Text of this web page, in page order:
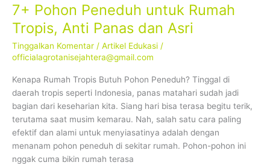
7+ Pohon Peneduh untuk Rumah
Tropis, Anti Panas dan Asri
Tinggalkan Komentar / Artikel Edukasi /
officialagrotanisejahtera@gmail.com
Kenapa Rumah Tropis Butuh Pohon Peneduh? Tinggal di
daerah tropis seperti Indonesia, panas matahari sudah jadi
bagian dari keseharian kita. Siang hari bisa terasa begitu terik,
terutama saat musim kemarau. Nah, salah satu cara paling
efektif dan alami untuk menyiasatinya adalah dengan
menanam pohon peneduh di sekitar rumah. Pohon-pohon ini
nggak cuma bikin rumah terasa